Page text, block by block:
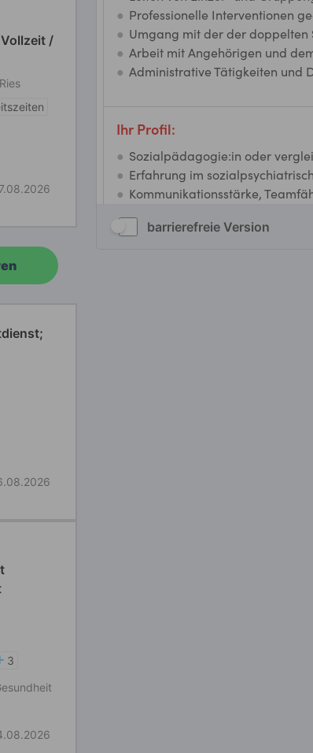
/
3
barrierefreie Version